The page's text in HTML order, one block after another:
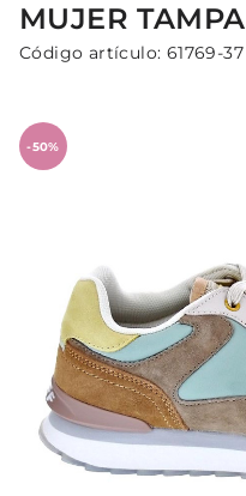
MUJERTAMPA
Código artículo: 61769-37
-50%